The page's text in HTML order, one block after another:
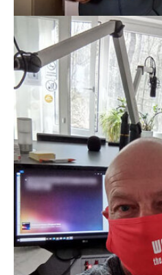
Show larger version